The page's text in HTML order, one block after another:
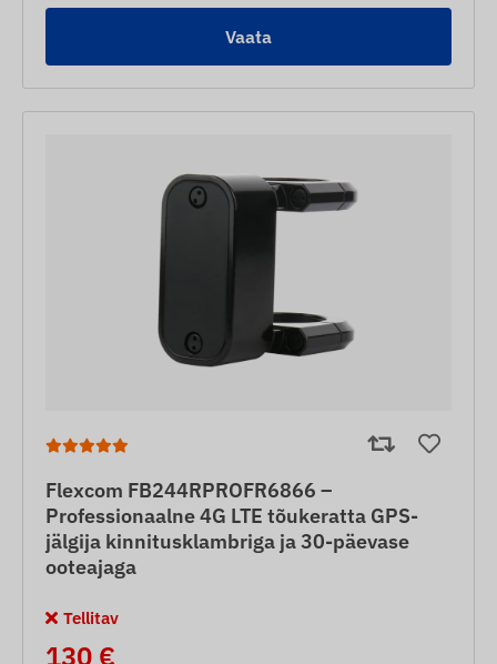
Vaata
Flexcom FB244RPROFR6866 –
Professionaalne 4G LTE tõukeratta GPS-
jälgija kinnitusklambriga ja 30-päevase
ooteajaga
Tellitav
130 €